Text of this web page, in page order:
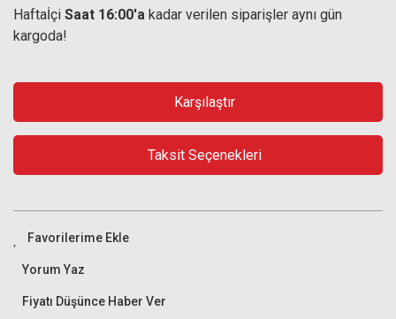
Haftaİçi Saat 16:00'a kadar verilen siparişler aynı gün
kargoda!
Karşılaştır
Taksit Seçenekleri
Yorum Yaz
Fiyatı Düşünce Haber Ver